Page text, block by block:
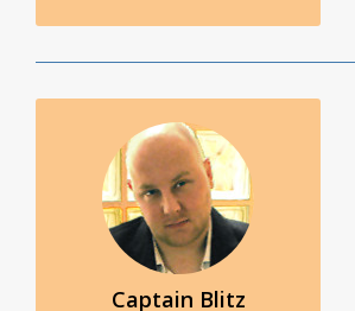
Captain Blitz